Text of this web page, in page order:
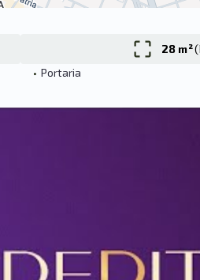
28 m²(
• Portaria